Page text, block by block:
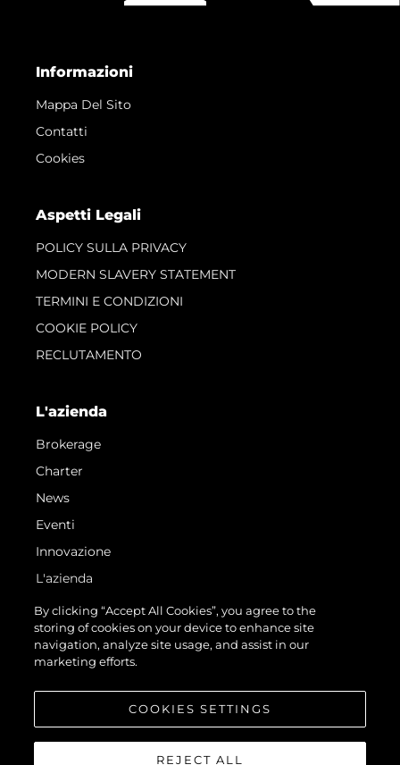
Informazioni
Mappa Del Sito
Contatti
Cookies
Aspetti Legali
POLICY SULLA PRIVACY
MODERN SLAVERY STATEMENT
TERMINI E CONDIZIONI
COOKIE POLICY
RECLUTAMENTO
L'azienda
Brokerage
Charter
News
Eventi
Innovazione
L'azienda
Il Team
Lifestyle
Heritage
By clicking “Accept All Cookies”, you agree to the
storing of cookies on your device to enhance site
navigation, analyze site usage, and assist in our
marketing efforts.
COOKIES SETTINGS
REJECT ALL